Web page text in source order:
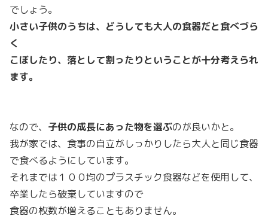
でしょう。
小さい子供のうちは、どうしても大人の食器だと食べづら
く
こぼしたり、落として割ったりということが十分考えられ
ます。
なので、 子供の成長にあった物を選ぶのが良いかと。
我が家では、食事の自立がしっかりしたら大人と同じ食器
で食べるようにしています。
それまでは１００均のプラスチック食器などを使用して、
卒業したら破棄していますので
食器の枚数が増えることもありません。